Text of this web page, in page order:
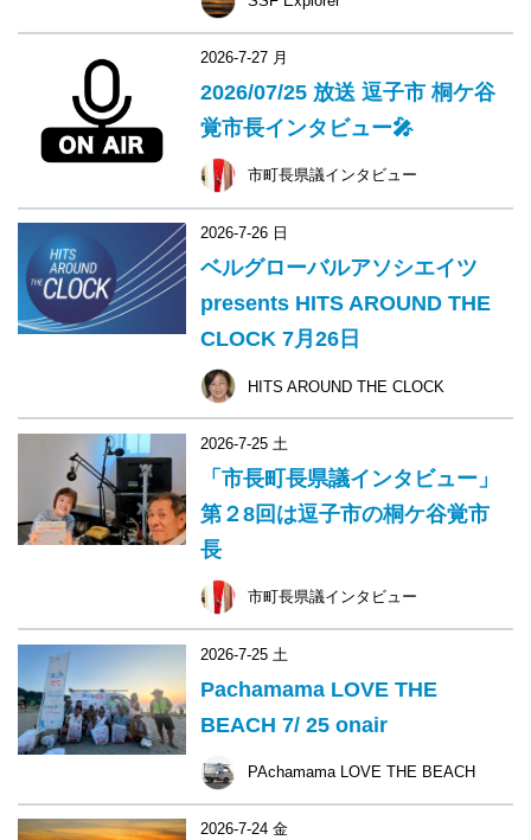
2026-7-27 月
2026/07/25 放送 逗子市 桐ケ谷
覚市長インタビュー🎤
市町長県議インタビュー
2026-7-26 日
ベルグローバルアソシエイツ
presents HITS AROUND THE
CLOCK 7月26日
HITS AROUND THE CLOCK
2026-7-25 土
「市長町長県議インタビュー」
第２8回は逗子市の桐ケ谷覚市
長
市町長県議インタビュー
2026-7-25 土
Pachamama LOVE THE
BEACH 7/ 25 onair
PAchamama LOVE THE BEACH
2026-7-24 金